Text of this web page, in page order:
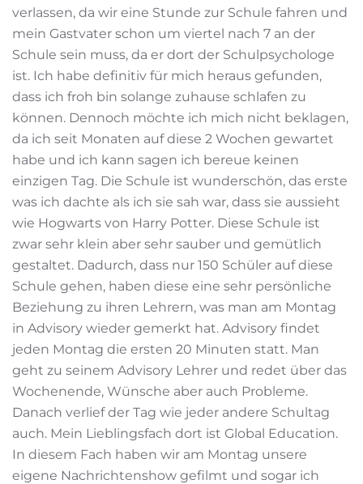
verlassen, da wir eine Stunde zur Schule fahren und
mein Gastvater schon um viertel nach 7 an der
Schule sein muss, da er dort der Schulpsychologe
ist. Ich habe definitiv für mich heraus gefunden,
dass ich froh bin solange zuhause schlafen zu
können. Dennoch möchte ich mich nicht beklagen,
da ich seit Monaten auf diese 2 Wochen gewartet
habe und ich kann sagen ich bereue keinen
einzigen Tag. Die Schule ist wunderschön, das erste
was ich dachte als ich sie sah war, dass sie aussieht
wie Hogwarts von Harry Potter. Diese Schule ist
zwar sehr klein aber sehr sauber und gemütlich
gestaltet. Dadurch, dass nur 150 Schüler auf diese
Schule gehen, haben diese eine sehr persönliche
Beziehung zu ihren Lehrern, was man am Montag
in Advisory wieder gemerkt hat. Advisory findet
jeden Montag die ersten 20 Minuten statt. Man
geht zu seinem Advisory Lehrer und redet über das
Wochenende, Wünsche aber auch Probleme.
Danach verlief der Tag wie jeder andere Schultag
auch. Mein Lieblingsfach dort ist Global Education.
In diesem Fach haben wir am Montag unsere
eigene Nachrichtenshow gefilmt und sogar ich